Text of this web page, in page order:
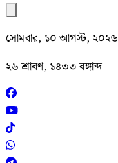
সোমবার, ১০ আগস্ট, ২০২৬
২৬ শ্রাবণ, ১৪৩৩ বঙ্গাব্দ